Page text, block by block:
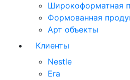
Широкоформатная
Формованная
Арт объекты
Клиенты
Nestle
Era